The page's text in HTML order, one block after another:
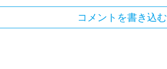
コメントを書き込む